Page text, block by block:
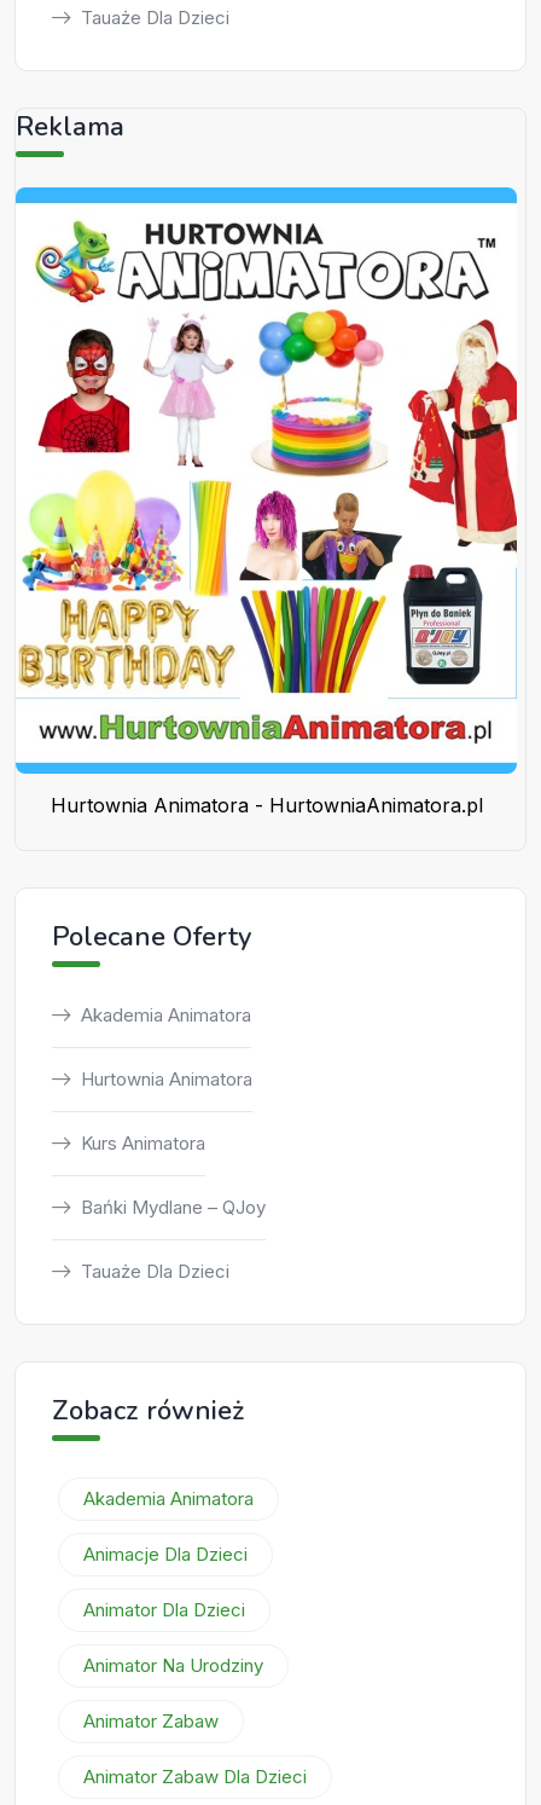
Tauaże Dla Dzieci
Reklama
Hurtownia Animatora - HurtowniaAnimatora.pl
Polecane Oferty
Akademia Animatora
Hurtownia Animatora
Kurs Animatora
Bańki Mydlane – QJoy
Tauaże Dla Dzieci
Zobacz również
Akademia Animatora
Animacje Dla Dzieci
Animator Dla Dzieci
Animator Na Urodziny
Animator Zabaw
Animator Zabaw Dla Dzieci